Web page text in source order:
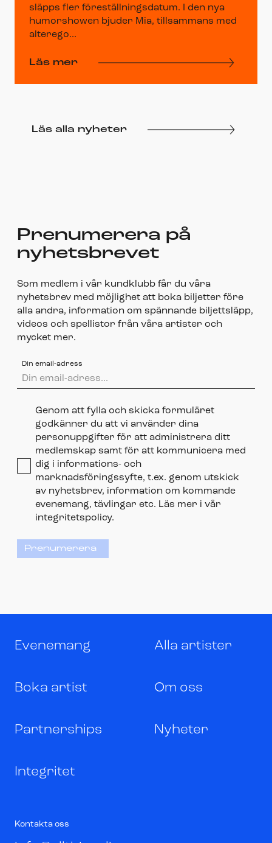
släpps fler föreställningsdatum. I den nya
humorshowen bjuder Mia, tillsammans med
alterego...
Läs mer
Läs alla nyheter
Prenumerera på
nyhetsbrevet
Som medlem i vår kundklubb får du våra
nyhetsbrev med möjlighet att boka biljetter före
alla andra, information om spännande biljettsläpp,
videos och spellistor från våra artister och
mycket mer.
Din email-adress
Genom att fylla och skicka formuläret
godkänner du att vi använder dina
personuppgifter för att administrera ditt
medlemskap samt för att kommunicera med
dig i informations- och
marknadsföringssyfte, t.ex. genom utskick
av nyhetsbrev, information om kommande
evenemang, tävlingar etc. Läs mer i vår
integritetspolicy.
Prenumerera
Evenemang Alla artister
Boka artist Om oss
Partnerships Nyheter
Integritet
Kontakta oss